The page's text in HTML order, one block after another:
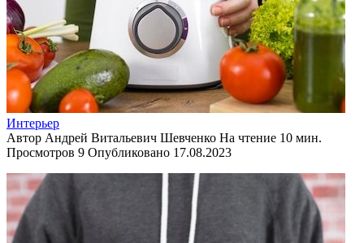
Интерьер
Автор Андрей Витальевич Шевченко На чтение 10 мин.
Просмотров 9 Опубликовано 17.08.2023